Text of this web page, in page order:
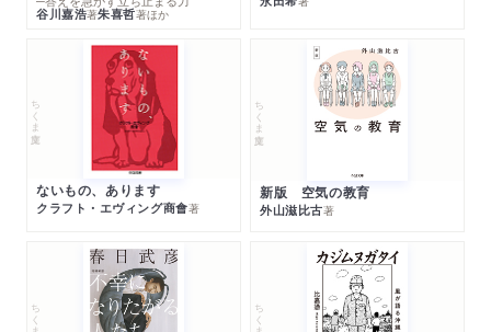
谷川嘉浩著朱喜哲著ほか
ちくま文庫
ないもの、あります
クラフト・エヴィング商會著
ちくま文庫
新版 空気の教育
外山滋比古著
ちくま文庫 ちくま文庫